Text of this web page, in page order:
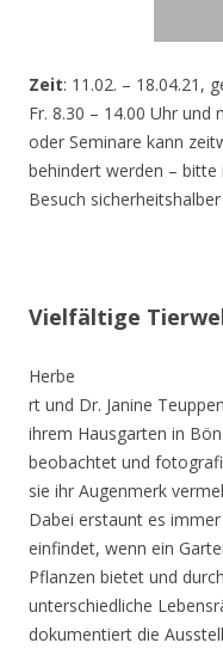
Zeit: 11.02. – 18.04.21,
Fr. 8.30 – 14.00 Uhr und
oder Seminare kann
behindert werden –
Besuch
Vielfältige
Herbe
rt und Dr. Janine
ihrem Hausgarten in
beobachtet und
sie ihr Augenmerk
Dabei erstaunt es
einfindet, wenn ein
Pflanzen bietet und
unterschiedliche
dokumentiert die